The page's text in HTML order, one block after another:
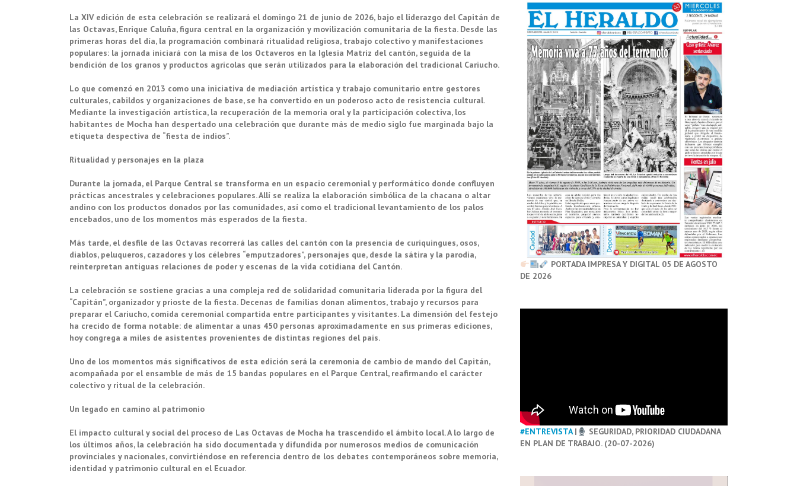
La XIV edición de esta celebración se realizará el domingo 21 de junio de 2026, bajo el liderazgo del Capitán de
las Octavas, Enrique Caluña, figura central en la organización y movilización comunitaria de la fiesta. Desde las
primeras horas del día, la programación combinará ritualidad religiosa, trabajo colectivo y manifestaciones
populares: la jornada iniciará con la misa de los Octaveros en la Iglesia Matriz del cantón, seguida de la
bendición de los granos y productos agrícolas que serán utilizados para la elaboración del tradicional Cariucho.
Lo que comenzó en 2013 como una iniciativa de mediación artística y trabajo comunitario entre gestores
culturales, cabildos y organizaciones de base, se ha convertido en un poderoso acto de resistencia cultural.
Mediante la investigación artística, la recuperación de la memoria oral y la participación colectiva, los
habitantes de Mocha han despertado una celebración que durante más de medio siglo fue marginada bajo la
etiqueta despectiva de “fiesta de indios”.
Ritualidad y personajes en la plaza
Durante la jornada, el Parque Central se transforma en un espacio ceremonial y performático donde confluyen
prácticas ancestrales y celebraciones populares. Allí se realiza la elaboración simbólica de la chacana o altar
andino con los productos donados por las comunidades, así como el tradicional levantamiento de los palos
encebados, uno de los momentos más esperados de la fiesta.
Más tarde, el desfile de las Octavas recorrerá las calles del cantón con la presencia de curiquingues, osos,
diablos, peluqueros, cazadores y los célebres “emputzadores”, personajes que, desde la sátira y la parodia,
reinterpretan antiguas relaciones de poder y escenas de la vida cotidiana del Cantón.
La celebración se sostiene gracias a una compleja red de solidaridad comunitaria liderada por la figura del
“Capitán”, organizador y prioste de la fiesta. Decenas de familias donan alimentos, trabajo y recursos para
preparar el Cariucho, comida ceremonial compartida entre participantes y visitantes. La dimensión del festejo
ha crecido de forma notable: de alimentar a unas 450 personas aproximadamente en sus primeras ediciones,
hoy congrega a miles de asistentes provenientes de distintas regiones del país.
Uno de los momentos más significativos de esta edición será la ceremonia de cambio de mando del Capitán,
acompañada por el ensamble de más de 15 bandas populares en el Parque Central, reafirmando el carácter
colectivo y ritual de la celebración.
Un legado en camino al patrimonio
El impacto cultural y social del proceso de Las Octavas de Mocha ha trascendido el ámbito local. A lo largo de
los últimos años, la celebración ha sido documentada y difundida por numerosos medios de comunicación
provinciales y nacionales, convirtiéndose en referencia dentro de los debates contemporáneos sobre memoria,
identidad y patrimonio cultural en el Ecuador.
PORTADA IMPRESA Y DIGITAL 05 DE AGOSTO
DE 2026
#ENTREVISTA|
SEGURIDAD, PRIORIDAD CIUDADANA
EN PLAN DE TRABAJO. (20-07-2026)